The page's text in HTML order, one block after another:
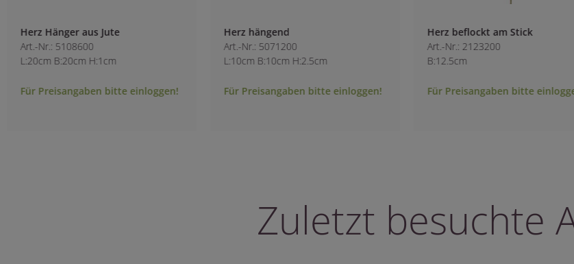
Herz Hänger aus Jute
Art.-Nr.: 5108600
L:20cm B:20cm H:1cm
Für Preisangaben bitte einloggen!
Herz hängend
Art.-Nr.: 5071200
L:10cm B:10cm H:2.5cm
Für Preisangaben bitte einloggen!
Herz beflockt am Stick
Art.-Nr.: 2123200
B:12.5cm
Für Preisangaben bitte
Zuletzt besuchte